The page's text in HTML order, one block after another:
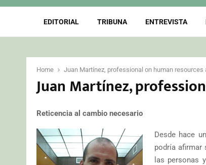
EDITORIAL TRIBUNA ENTREVISTA
Home Juan Martínez, professional on human resources
Juan Martínez,
Reticencia al cambio necesario
Desde hace
podría afirmar
las personas